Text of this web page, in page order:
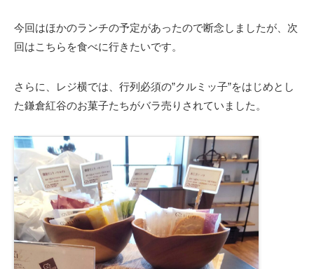
今回はほかのランチの予定があったので断念しましたが、次
回はこちらを食べに行きたいです。
さらに、レジ横では、行列必須の”クルミッ子”をはじめとし
た鎌倉紅谷のお菓子たちがバラ売りされていました。